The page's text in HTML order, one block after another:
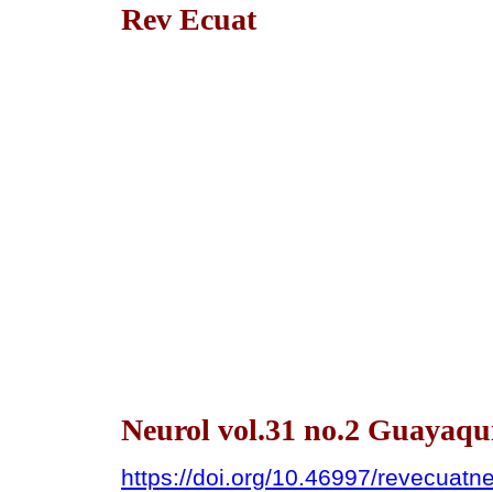
Rev Ecuat
Neurol vol.31 no.2
https://doi.org/10.46997/